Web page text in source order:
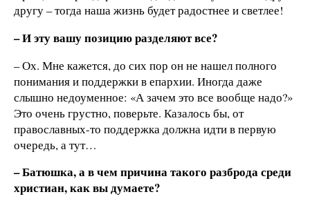
другу – тогда наша жизнь будет радостнее и светлее!
– И эту вашу позицию разделяют все?
– Ох. Мне кажется, до сих пор он не нашел полного
понимания и поддержки в епархии. Иногда даже
слышно недоуменное: «А зачем это все вообще надо?»
Это очень грустно, поверьте. Казалось бы, от
православных-то поддержка должна идти в первую
очередь, а тут…
– Батюшка, а в чем причина такого разброда среди
христиан, как вы думаете?